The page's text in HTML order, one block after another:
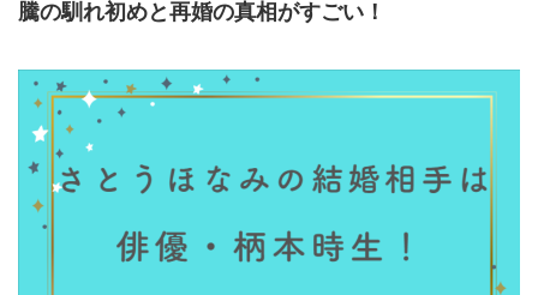
騰の馴れ初めと再婚の真相がすごい！